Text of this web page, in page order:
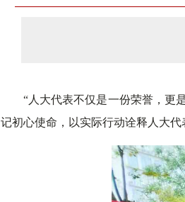
“人大代表不仅是一份荣誉，更
记初心使命，以实际行动诠释人大